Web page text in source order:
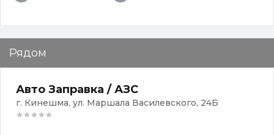
Рядом
Авто Заправка / АЗС
г. Кинешма, ул. Маршала Василевского, 24Б